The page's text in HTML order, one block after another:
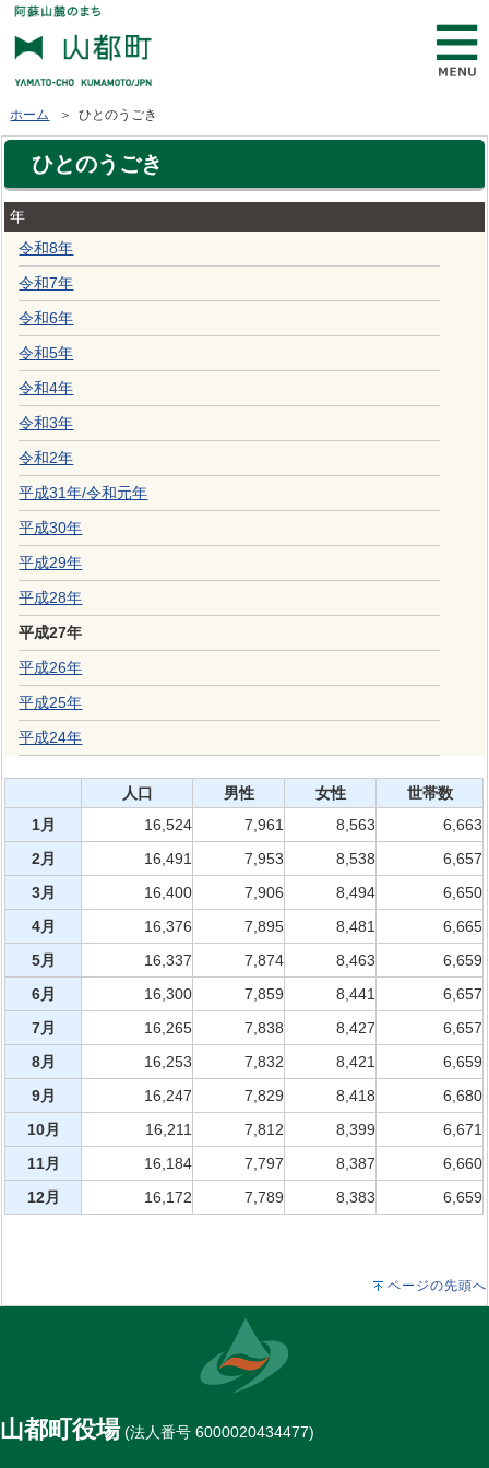
ホーム ＞ ひとのうごき
ひとのうごき
年
令和8年
令和7年
令和6年
令和5年
令和4年
令和3年
令和2年
平成31年/令和元年
平成30年
平成29年
平成28年
平成27年
平成26年
平成25年
平成24年
人口 男性 女性
世帯数
1月
16,524 7,961 8,563
6,663
2月
16,491 7,953 8,538
6,657
3月
16,400 7,906 8,494
6,650
4月
16,376 7,895 8,481
6,665
5月
16,337 7,874 8,463
6,659
6月
16,300 7,859 8,441
6,657
7月
16,265 7,838 8,427
6,657
8月
16,253 7,832 8,421
6,659
9月
16,247 7,829 8,418
6,680
10月
16,211 7,812 8,399
6,671
11月
16,184 7,797 8,387
6,660
12月
16,172 7,789 8,383 6,659
ページの先頭へ
山都町役場(法人番号 6000020434477)